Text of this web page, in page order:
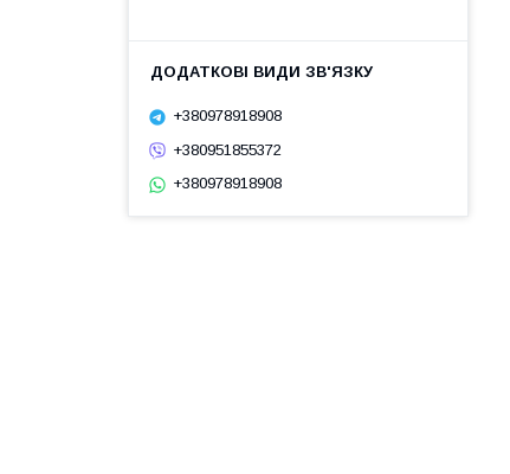
+380978918908
+380951855372
+380978918908